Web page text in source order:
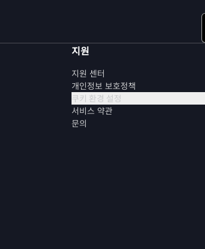
지원
지원 센터
개인정보 보호정책
쿠키 환경 설정
서비스 약관
문의